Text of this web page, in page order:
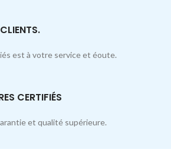
est à votre service et éoute.
CERTIFIÉS
et qualité supérieure.